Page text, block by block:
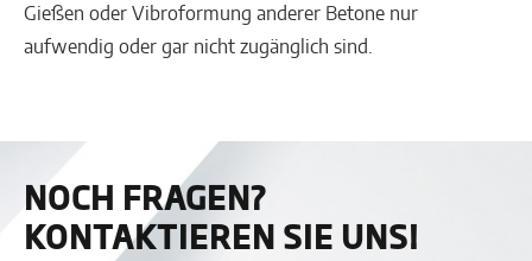
Gießen oder Vibroformung anderer Betone nur
aufwendig oder gar nicht zugänglich sind.
NOCH FRAGEN?
KONTAKTIEREN SIE UNS!